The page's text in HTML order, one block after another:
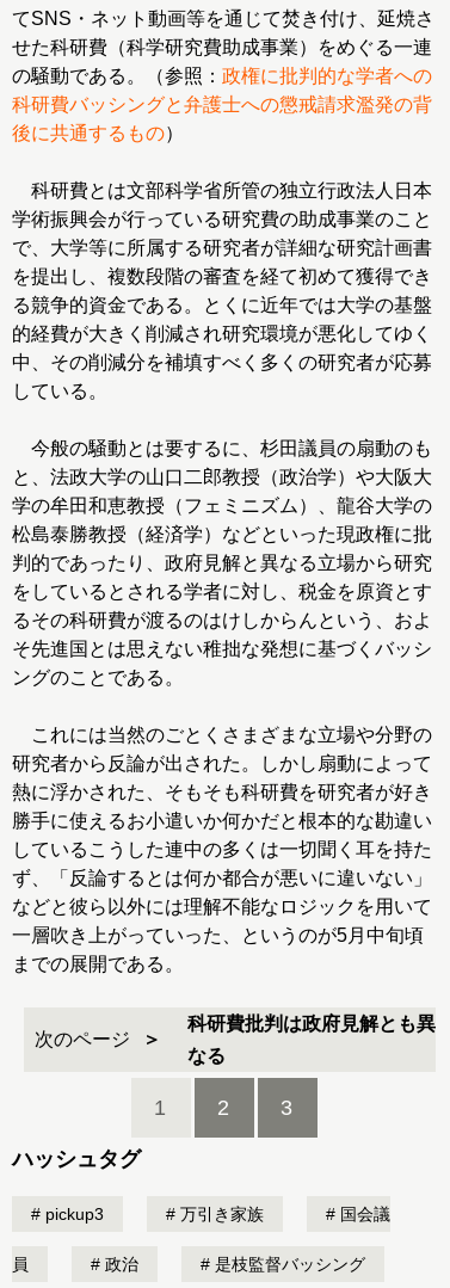
てSNS・ネット動画等を通じて焚き付け、延焼さ
せた科研費（科学研究費助成事業）をめぐる一連
の騒動である。（参照： 政権に批判的な学者への
科研費バッシングと弁護士への懲戒請求濫発の背
後に共通するもの）
科研費とは文部科学省所管の独立行政法人日本
学術振興会が行っている研究費の助成事業のこと
で、大学等に所属する研究者が詳細な研究計画書
を提出し、複数段階の審査を経て初めて獲得でき
る競争的資金である。とくに近年では大学の基盤
的経費が大きく削減され研究環境が悪化してゆく
中、その削減分を補填すべく多くの研究者が応募
している。
今般の騒動とは要するに、杉田議員の扇動のも
と、法政大学の山口二郎教授（政治学）や大阪大
学の牟田和恵教授（フェミニズム）、龍谷大学の
松島泰勝教授（経済学）などといった現政権に批
判的であったり、政府見解と異なる立場から研究
をしているとされる学者に対し、税金を原資とす
るその科研費が渡るのはけしからんという、およ
そ先進国とは思えない稚拙な発想に基づくバッシ
ングのことである。
これには当然のごとくさまざまな立場や分野の
研究者から反論が出された。しかし扇動によって
熱に浮かされた、そもそも科研費を研究者が好き
勝手に使えるお小遣いか何かだと根本的な勘違い
しているこうした連中の多くは一切聞く耳を持た
ず、「反論するとは何か都合が悪いに違いない」
などと彼ら以外には理解不能なロジックを用いて
一層吹き上がっていった、というのが5月中旬頃
までの展開である。
次のページ
科研費批判は政府見解とも異
なる
1 2 3
ハッシュタグ
pickup3 万引き家族 国会議
員 政治 是枝監督バッシング